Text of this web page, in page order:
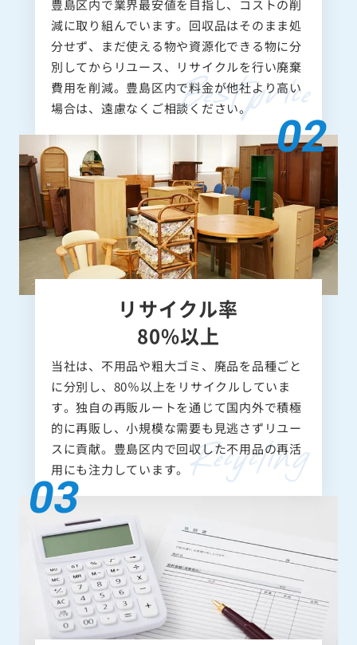
豊島区内で業界最安値を目指し、コストの削
減に取り組んでいます。回収品はそのまま処
分せず、まだ使える物や資源化できる物に分
別してからリユース、リサイクルを行い廃棄
費用を削減。豊島区内で料金が他社より高い
場合は、遠慮なくご相談ください。
リサイクル率
80%以上
当社は、不用品や粗大ゴミ、廃品を品種ごと
に分別し、80％以上をリサイクルしていま
す。独自の再販ルートを通じて国内外で積極
的に再販し、小規模な需要も見逃さずリユー
スに貢献。豊島区内で回収した不用品の再活
用にも注力しています。